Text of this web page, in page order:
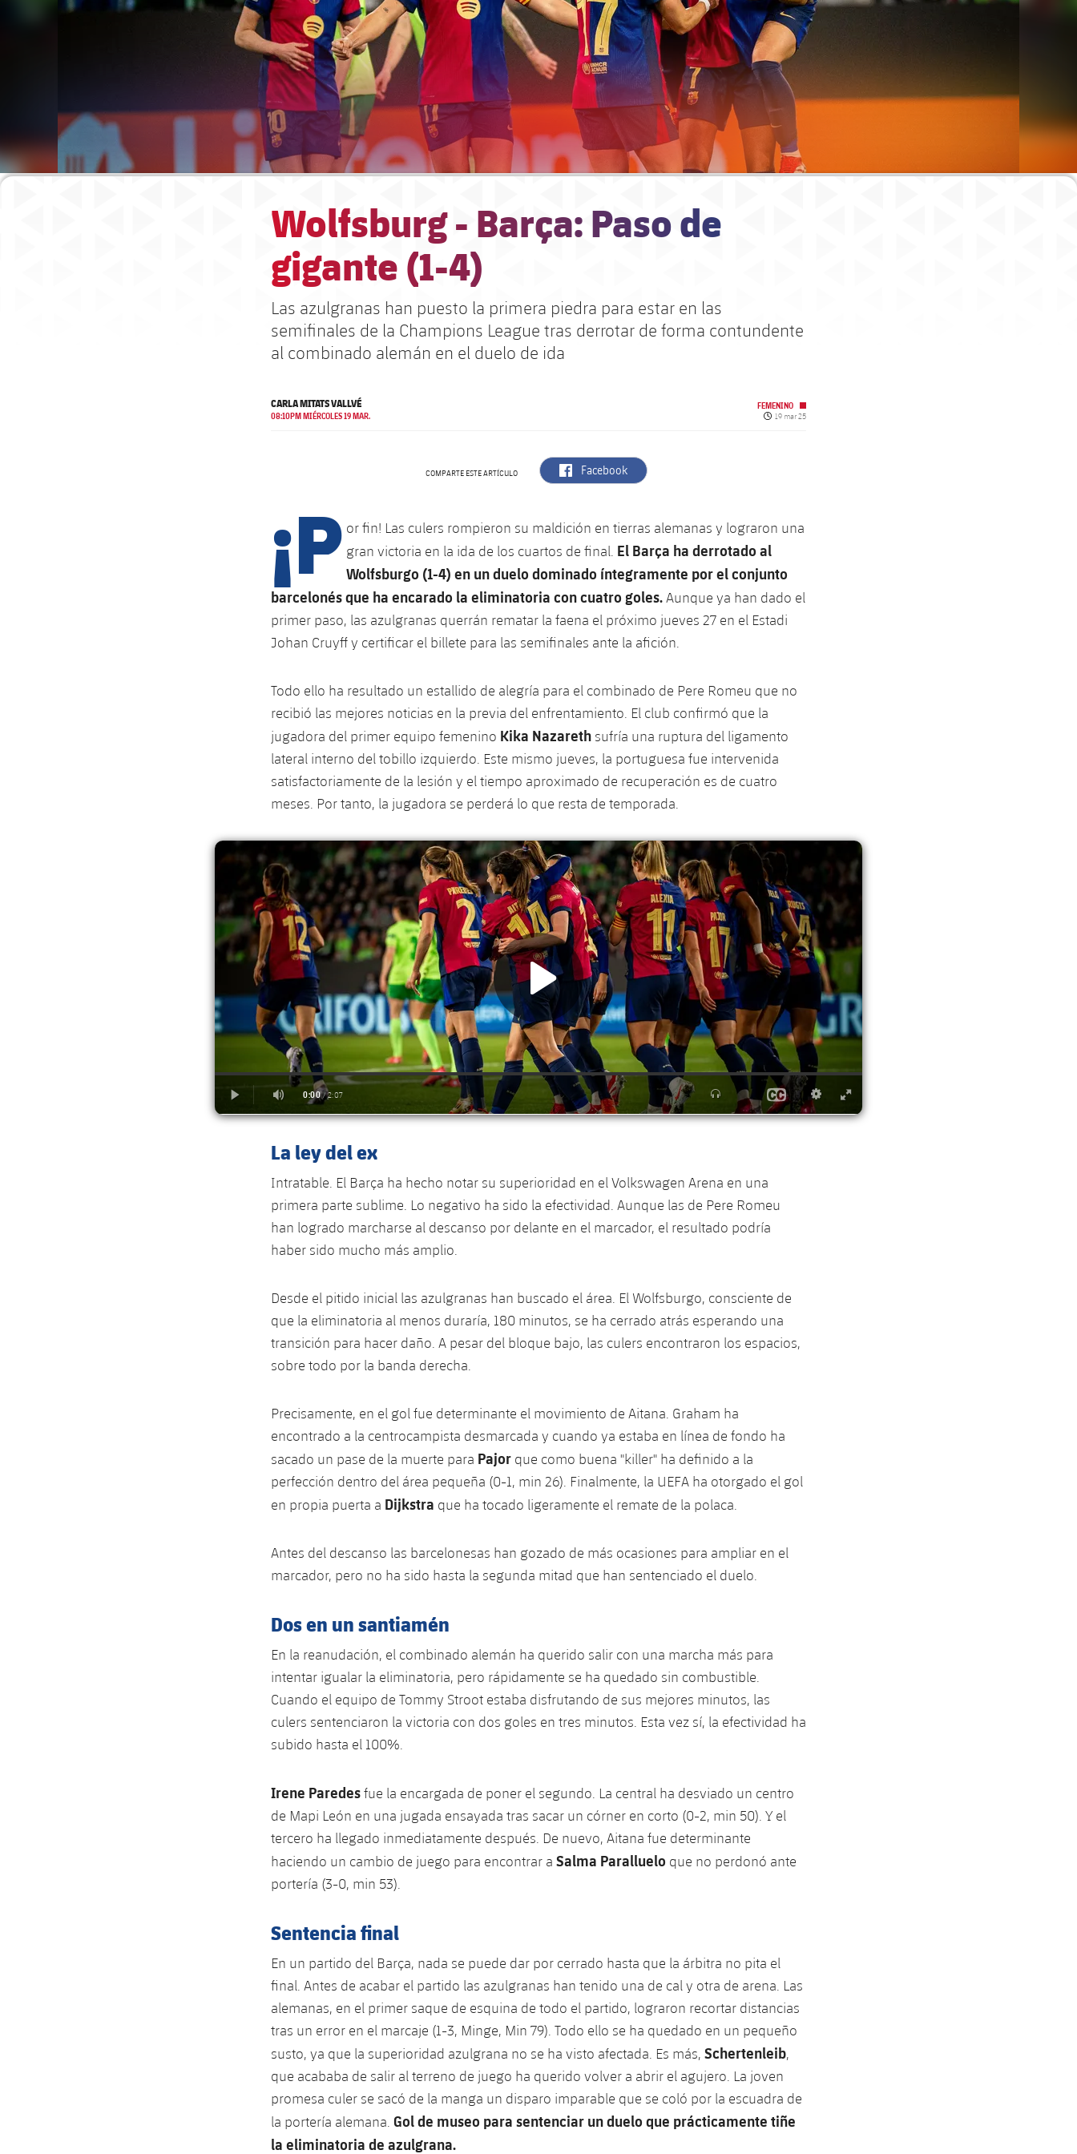
Wolfsburg - Barça: Paso de
gigante (1-4)
Las azulgranas han puesto la primera piedra para estar en las
semifinales de la Champions League tras derrotar de forma contundente
al combinado alemán en el duelo de ida
CARLA MITATS VALLVÉ
08:10PM MIÉRCOLES 19 MAR.
FEMENINO
Fecha de publicación
19 mar 25
COMPARTE ESTE ARTÍCULO label.aria.facebook
Facebook
¡P or fin! Las culers rompieron su maldición en tierras alemanas y lograron una
gran victoria en la ida de los cuartos de final. El Barça ha derrotado al
Wolfsburgo (1-4) en un duelo dominado íntegramente por el conjunto
barcelonés que ha encarado la eliminatoria con cuatro goles.Aunque ya han dado el
primer paso, las azulgranas querrán rematar la faena el próximo jueves 27 en el Estadi
Johan Cruyff y certificar el billete para las semifinales ante la afición.
Todo ello ha resultado un estallido de alegría para el combinado de Pere Romeu que no
recibió las mejores noticias en la previa del enfrentamiento. El club confirmó que la
jugadora del primer equipo femenino Kika Nazareth sufría una ruptura del ligamento
lateral interno del tobillo izquierdo. Este mismo jueves, la portuguesa fue intervenida
satisfactoriamente de la lesión y el tiempo aproximado de recuperación es de cuatro
meses. Por tanto, la jugadora se perderá lo que resta de temporada.
La ley del ex
Intratable. El Barça ha hecho notar su superioridad en el Volkswagen Arena en una
primera parte sublime. Lo negativo ha sido la efectividad. Aunque las de Pere Romeu
han logrado marcharse al descanso por delante en el marcador, el resultado podría
haber sido mucho más amplio.
Desde el pitido inicial las azulgranas han buscado el área. El Wolfsburgo, consciente de
que la eliminatoria al menos duraría, 180 minutos, se ha cerrado atrás esperando una
transición para hacer daño. A pesar del bloque bajo, las culers encontraron los espacios,
sobre todo por la banda derecha.
Precisamente, en el gol fue determinante el movimiento de Aitana. Graham ha
encontrado a la centrocampista desmarcada y cuando ya estaba en línea de fondo ha
sacado un pase de la muerte para Pajor que como buena "killer" ha definido a la
perfección dentro del área pequeña (0-1, min 26). Finalmente, la UEFA ha otorgado el gol
en propia puerta a Dijkstra que ha tocado ligeramente el remate de la polaca.
Antes del descanso las barcelonesas han gozado de más ocasiones para ampliar en el
marcador, pero no ha sido hasta la segunda mitad que han sentenciado el duelo.
Dos en un santiamén
En la reanudación, el combinado alemán ha querido salir con una marcha más para
intentar igualar la eliminatoria, pero rápidamente se ha quedado sin combustible.
Cuando el equipo de Tommy Stroot estaba disfrutando de sus mejores minutos, las
culers sentenciaron la victoria con dos goles en tres minutos. Esta vez sí, la efectividad ha
subido hasta el 100%.
Irene Paredesfue la encargada de poner el segundo. La central ha desviado un centro
de Mapi León en una jugada ensayada tras sacar un córner en corto (0-2, min 50). Y el
tercero ha llegado inmediatamente después. De nuevo, Aitana fue determinante
haciendo un cambio de juego para encontrar a Salma Paralluelo que no perdonó ante
portería (3-0, min 53).
Sentencia final
En un partido del Barça, nada se puede dar por cerrado hasta que la árbitra no pita el
final. Antes de acabar el partido las azulgranas han tenido una de cal y otra de arena. Las
alemanas, en el primer saque de esquina de todo el partido, lograron recortar distancias
tras un error en el marcaje (1-3, Minge, Min 79). Todo ello se ha quedado en un pequeño
susto, ya que la superioridad azulgrana no se ha visto afectada. Es más, Schertenleib,
que acababa de salir al terreno de juego ha querido volver a abrir el agujero. La joven
promesa culer se sacó de la manga un disparo imparable que se coló por la escuadra de
la portería alemana. Gol de museo para sentenciar un duelo que prácticamente tiñe
la eliminatoria de azulgrana.